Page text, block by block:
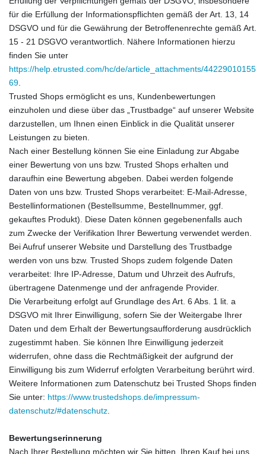
für die Erfüllung der Informationspflichten gemäß der Art. 13, 14
DSGVO und für die Gewährung der Betroffenenrechte gemäß Art.
15 - 21 DSGVO verantwortlich. Nähere Informationen hierzu
finden Sie unter
https://help.etrusted.com/hc/de/article_attachments/44229010155
69
Trusted Shops ermöglicht es uns, Kundenbewertungen
einzuholen und diese über das „Trustbadge“ auf unserer Website
darzustellen, um Ihnen einen Einblick in die Qualität unserer
Leistungen zu bieten.
Nach einer Bestellung können Sie eine Einladung zur Abgabe
einer Bewertung von uns bzw. Trusted Shops erhalten und
daraufhin eine Bewertung abgeben. Dabei werden folgende
Daten von uns bzw. Trusted Shops verarbeitet: E-Mail-Adresse,
Bestellinformationen (Bestellsumme, Bestellnummer, ggf.
gekauftes Produkt). Diese Daten können gegebenenfalls auch
zum Zwecke der Verifikation Ihrer Bewertung verwendet werden.
Bei Aufruf unserer Website und Darstellung des Trustbadge
werden von uns bzw. Trusted Shops zudem folgende Daten
verarbeitet: Ihre IP-Adresse, Datum und Uhrzeit des Aufrufs,
übertragene Datenmenge und der anfragende Provider.
Die Verarbeitung erfolgt auf Grundlage des Art. 6 Abs. 1 lit. a
DSGVO mit Ihrer Einwilligung, sofern Sie der Weitergabe Ihrer
Daten und dem Erhalt der Bewertungsaufforderung ausdrücklich
zugestimmt haben. Sie können Ihre Einwilligung jederzeit
widerrufen, ohne dass die Rechtmäßigkeit der aufgrund der
Einwilligung bis zum Widerruf erfolgten Verarbeitung berührt wird.
Weitere Informationen zum Datenschutz bei Trusted Shops finden
Sie unter: https://www.trustedshops.de/impressum-
datenschutz/#datenschutz
Bewertungserinnerung
Nach Ihrer Bestellung möchten wir Sie bitten, Ihren Kauf bei uns